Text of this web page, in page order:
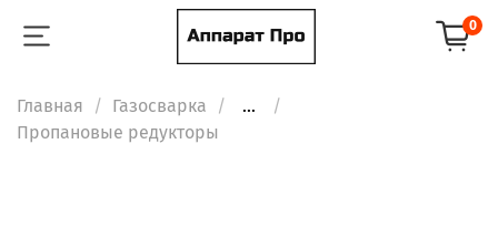
0
Главная Газосварка
...
Пропановые редукторы